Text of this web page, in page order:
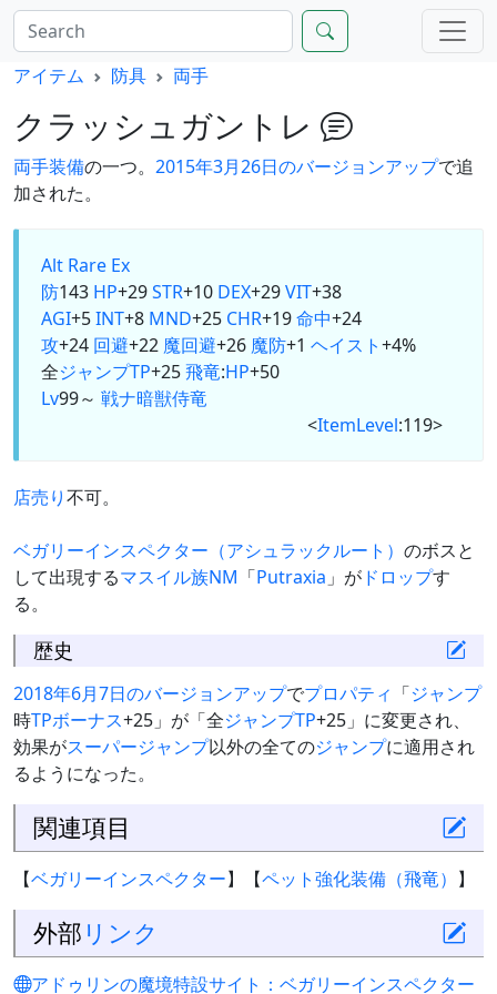
アイテム 防具 両手
クラッシュガントレ
両手装備の一つ。 2015年3月26日のバージョンアップで追
加された。
Alt Rare Ex
防143 HP+29STR+10 DEX+29VIT+38
AGI+5INT+8 MND+25 CHR+19命中+24
攻+24 回避+22 魔回避+26 魔防+1 ヘイスト+4%
全ジャンプTP+25飛竜:HP+50
Lv99～ 戦ナ暗獣侍竜
<ItemLevel:119>
店売り不可。
ベガリーインスペクター（アシュラックルート） のボスと
して出現するマスイル族NM 「Putraxia 」が ドロップす
る。
歴史
2018年6月7日のバージョンアップでプロパティ 「ジャンプ
時TPボーナス+25」が「全ジャンプTP+25」に変更され、
効果がスーパージャンプ以外の全てのジャンプに適用され
るようになった。
関連項目
【ベガリーインスペクター】【ペット強化装備（飛竜） 】
外部 リンク
アドゥリンの魔境特設サイト：ベガリーインスペクター